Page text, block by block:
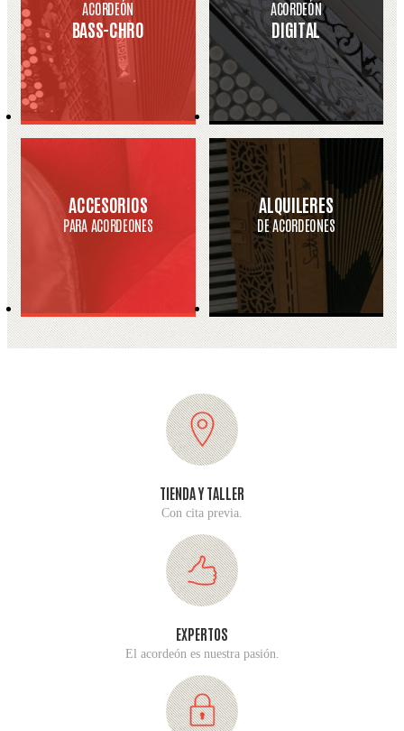
ACORDEÓN
BASS-CHRO
ACORDEÓN
DIGITAL
ACCESORIOS
PARA ACORDEONES
ALQUILERES
DE ACORDEONES
TIENDA Y TALLER
Con cita previa.
EXPERTOS
El acordeón es nuestra pasión.